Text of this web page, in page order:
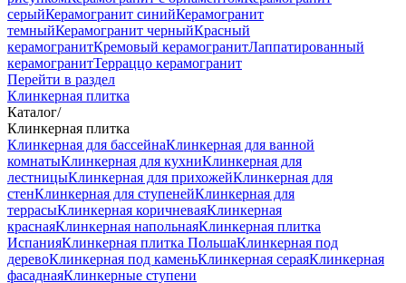
серыйКерамогранит синийКерамогранит
темныйКерамогранит черныйКрасный
керамогранитКремовый керамогранитЛаппатированный
керамогранитТерраццо керамогранит
Перейти в раздел
Клинкерная плитка
Каталог/
Клинкерная плитка
Клинкерная для бассейнаКлинкерная для ванной
комнатыКлинкерная для кухниКлинкерная для
лестницыКлинкерная для прихожейКлинкерная для
стенКлинкерная для ступенейКлинкерная для
террасыКлинкерная коричневаяКлинкерная
краснаяКлинкерная напольнаяКлинкерная плитка
ИспанияКлинкерная плитка ПольшаКлинкерная под
деревоКлинкерная под каменьКлинкерная сераяКлинкерная
фасаднаяКлинкерные ступени